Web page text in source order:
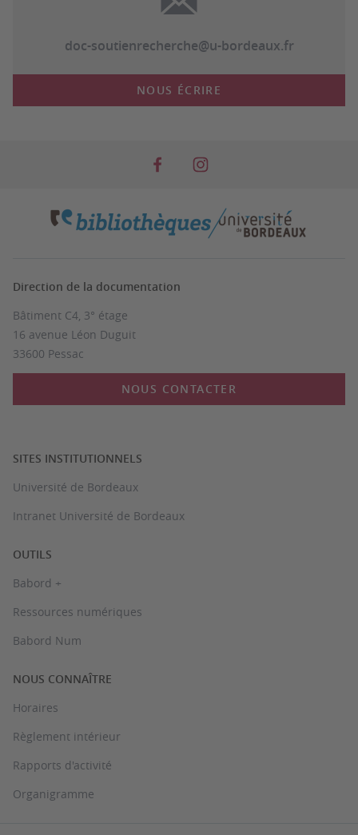
doc-soutienrecherche@u-bordeaux.fr
NOUS ÉCRIRE
Direction de la documentation
Bâtiment C4, 3° étage
16 avenue Léon Duguit
33600 Pessac
NOUS CONTACTER
SITES INSTITUTIONNELS
Université de Bordeaux
Intranet Université de Bordeaux
OUTILS
Babord +
Ressources numériques
Babord Num
NOUS CONNAÎTRE
Horaires
Règlement intérieur
Rapports d'activité
Organigramme